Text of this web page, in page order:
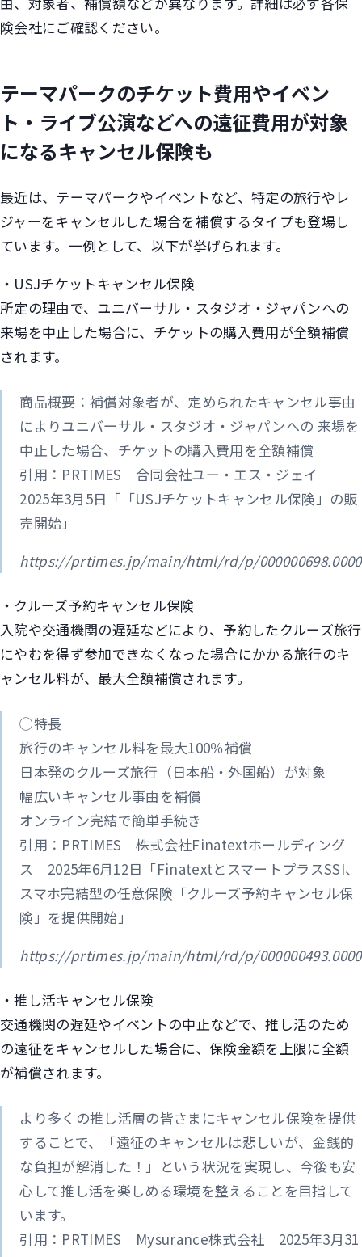
険会社にご確認ください。
テーマパークのチケット費用やイベン
ト・ライブ公演などへの遠征費用が対象
になるキャンセル保険も
最近は、テーマパークやイベントなど、特定の旅行やレ
ジャーをキャンセルした場合を補償するタイプも登場し
ています。一例として、以下が挙げられます。
・USJチケットキャンセル保険
所定の理由で、ユニバーサル・スタジオ・ジャパンへの
来場を中止した場合に、チケットの購入費用が全額補償
されます。
商品概要：補償対象者が、定められたキャンセル事由
によりユニバーサル・スタジオ・ジャパンへの 来場を
中止した場合、チケットの購入費用を全額補償
引用：PRTIMES 合同会社ユー・エス・ジェイ
2025年3月5日「「USJチケットキャンセル保険」の販
売開始」
https://prtimes.jp/main/html/rd/p/
・クルーズ予約キャンセル保険
入院や交通機関の遅延などにより、予約したクルーズ旅行
にやむを得ず参加できなくなった場合にかかる旅行のキ
ャンセル料が、最大全額補償されます。
◯特長
旅行のキャンセル料を最大100％補償
日本発のクルーズ旅行（日本船・外国船）が対象
幅広いキャンセル事由を補償
オンライン完結で簡単手続き
引用：PRTIMES 株式会社Finatextホールディング
ス 2025年6月12日「FinatextとスマートプラスSSI、
スマホ完結型の任意保険「クルーズ予約キャンセル保
険」を提供開始」
https://prtimes.jp/main/html/rd/p/
・推し活キャンセル保険
交通機関の遅延やイベントの中止などで、推し活のため
の遠征をキャンセルした場合に、保険金額を上限に全額
が補償されます。
より多くの推し活層の皆さまにキャンセル保険を提供
することで、「遠征のキャンセルは悲しいが、金銭的
な負担が解消した！」という状況を実現し、今後も安
心して推し活を楽しめる環境を整えることを目指して
います。
引用：PRTIMES Mysurance株式会社 2025年3月31